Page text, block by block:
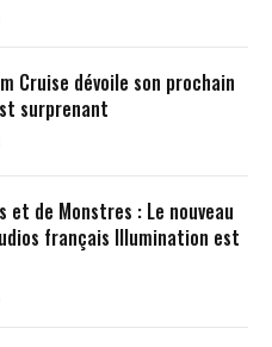
Cruise dévoile son prochain
surprenant
et de Monstres : Le nouveau
français Illumination est